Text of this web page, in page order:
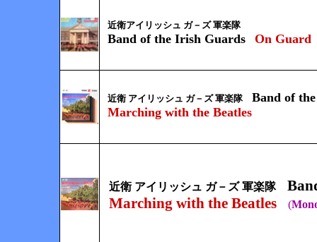
近衛アイリッシュ ガ－ズ 軍楽隊
Band of the Irish Guards On Guard
近衛 アイリッシュ ガ－ズ 軍楽隊 Band of
Marching with the Beatles
近衛 アイリッシュ ガ－ズ 軍楽隊
Marching with the Beatles
(